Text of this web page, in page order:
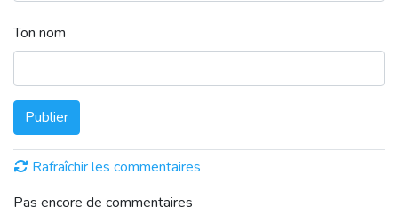
Ton nom
Publier
Rafraîchir les commentaires
Pas encore de commentaires